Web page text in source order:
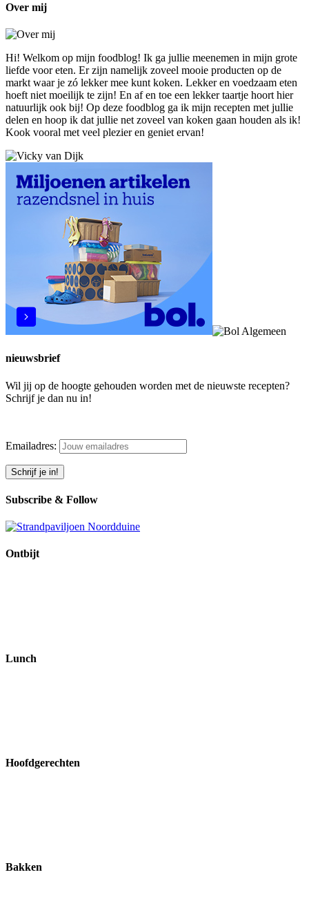
Over mij
Hi! Welkom op mijn foodblog! Ik ga jullie meenemen in mijn grote
liefde voor eten. Er zijn namelijk zoveel mooie producten op de
markt waar je zó lekker mee kunt koken. Lekker en voedzaam eten
hoeft niet moeilijk te zijn! En af en toe een lekker taartje hoort hier
natuurlijk ook bij! Op deze foodblog ga ik mijn recepten met jullie
delen en hoop ik dat jullie net zoveel van koken gaan houden als ik!
Kook vooral met veel plezier en geniet ervan!
nieuwsbrief
Wil jij op de hoogte gehouden worden met de nieuwste recepten?
Schrijf je dan nu in!
Emailadres:
Subscribe & Follow
Ontbijt
Lunch
Hoofdgerechten
Bakken